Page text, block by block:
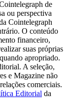
de
ou perspectiva
Cointelegraph
O conteúdo
financeiro,
suas próprias
apropriado.
A seleção,
e Magazine não
comerciais.
Editorial da